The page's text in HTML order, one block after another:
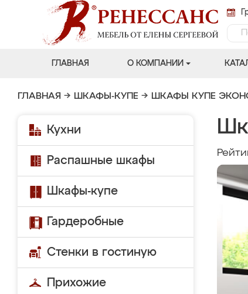
ГЛАВНАЯ О КОМПАНИИ
ГЛАВНАЯ → ШКАФЫ-КУПЕ → ШКАФЫ КУПЕ
Кухни
Распашные шкафы
Шкафы-купе
Гардеробные
Стенки в гостиную
Прихожие